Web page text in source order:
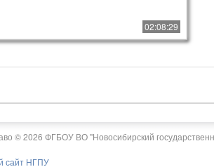
02:08:29
© 2026 ФГБОУ ВО "Новосибирский
сайт НГПУ